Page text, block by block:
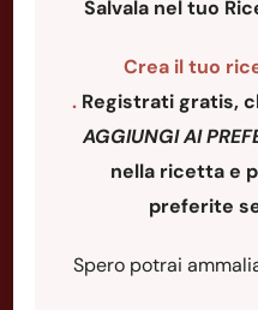
Salvala nel tuo
Crea il tuo
. Registrati gratis,
AGGIUNGI AI
nella ricetta e
preferite
Spero potrai